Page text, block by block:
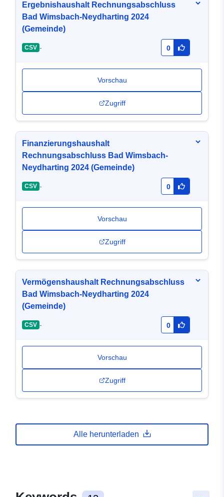
Ergebnishaushalt Rechnungsabschluss
Bad Wimsbach-Neydharting 2024
(Gemeinde)
CSV - 0
Vorschau
Zugriff
Finanzierungshaushalt
Rechnungsabschluss Bad Wimsbach-
Neydharting 2024 (Gemeinde)
CSV - 0
Vorschau
Zugriff
Vermögenshaushalt Rechnungsabschluss
Bad Wimsbach-Neydharting 2024
(Gemeinde)
CSV - 0
Vorschau
Zugriff
Alle herunterladen